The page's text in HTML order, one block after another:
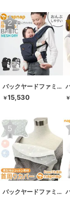
バックヤードファミリー
￥15,530 ￥
バックヤードファミリー